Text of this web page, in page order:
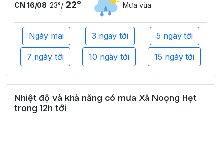
CN 16/08 23°/ 22° Mưa vừa
Ngày mai 3 ngày tới 5 ngày tới
7 ngày tới 10 ngày tới 15 ngày tới
Nhiệt độ và khả năng có mưa Xã Noọng Hẹt
trong 12h tới